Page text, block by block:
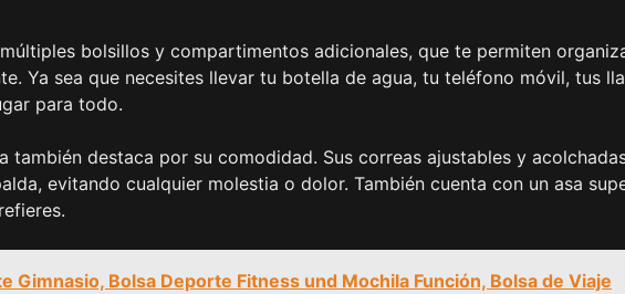
bolsillos y compartimentos adicionales, que te permiten
Ya sea que necesites llevar tu botella de agua, tu teléfono móvil, tus
para todo.
también destaca por su comodidad. Sus correas ajustables y
evitando cualquier molestia o dolor. También cuenta con un asa
Gimnasio, Bolsa Deporte Fitness und Mochila Función, Bolsa de Viaje